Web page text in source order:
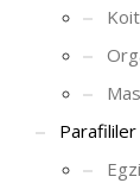
Parafililer